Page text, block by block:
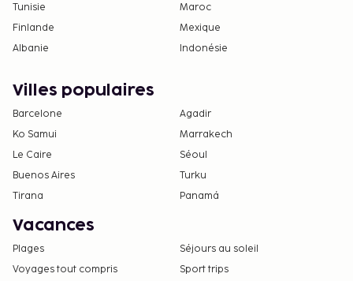
Tunisie
Maroc
Finlande
Mexique
Albanie
Indonésie
Villes populaires
Barcelone
Agadir
Ko Samui
Marrakech
Le Caire
Séoul
Buenos Aires
Turku
Tirana
Panamá
Vacances
Plages
Séjours au soleil
Voyages tout compris
Sport trips